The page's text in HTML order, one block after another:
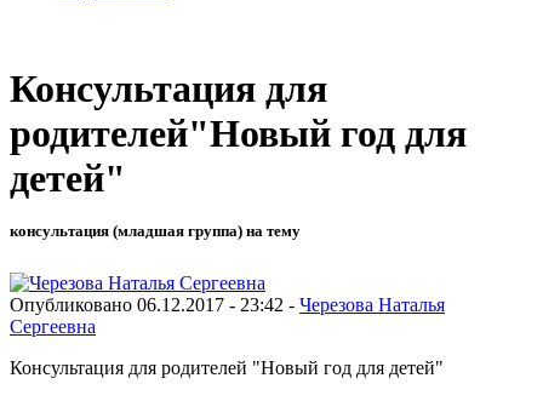
Консультация для
родителей"Новый год для
детей"
консультация (младшая группа) на тему
Опубликовано 06.12.2017 - 23:42 - Черезова Наталья
Сергеевна
Консультация для родителей "Новый год для детей"